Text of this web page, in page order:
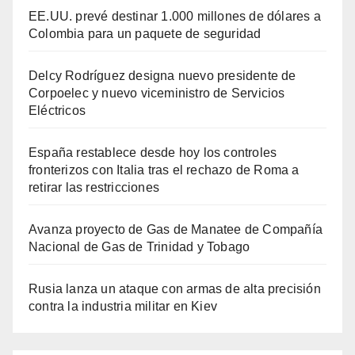
EE.UU. prevé destinar 1.000 millones de dólares a
Colombia para un paquete de seguridad
Delcy Rodríguez designa nuevo presidente de
Corpoelec y nuevo viceministro de Servicios
Eléctricos
España restablece desde hoy los controles
fronterizos con Italia tras el rechazo de Roma a
retirar las restricciones
Avanza proyecto de Gas de Manatee de Compañía
Nacional de Gas de Trinidad y Tobago
Rusia lanza un ataque con armas de alta precisión
contra la industria militar en Kiev